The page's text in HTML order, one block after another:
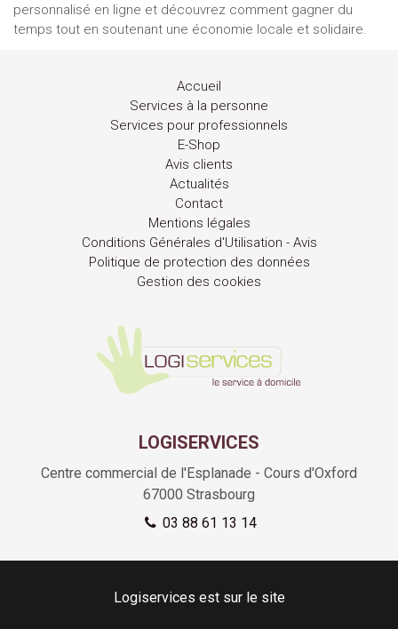
personnalisé en ligne et découvrez comment gagner du
temps tout en soutenant une économie locale et solidaire.
Accueil
Services à la personne
Services pour professionnels
E-Shop
Avis clients
Actualités
Contact
Mentions légales
Conditions Générales d'Utilisation - Avis
Politique de protection des données
Gestion des cookies
LOGISERVICES
Centre commercial de l'Esplanade - Cours d'Oxford
67000 Strasbourg
03 88 61 13 14
Logiservices est sur le site